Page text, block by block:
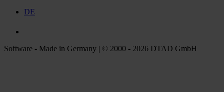
DE
Software - Made in Germany | © 2000 - 2026 DTAD GmbH